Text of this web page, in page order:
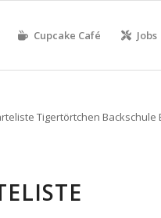
Cupcake Café Jobs